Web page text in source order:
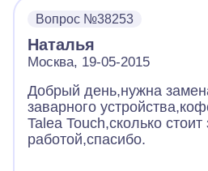
Вопрос №38253
Наталья
Москва, 19-05-2015
Добрый день,нужна
заварного
Talea Touch,сколько
работой,спасибо.